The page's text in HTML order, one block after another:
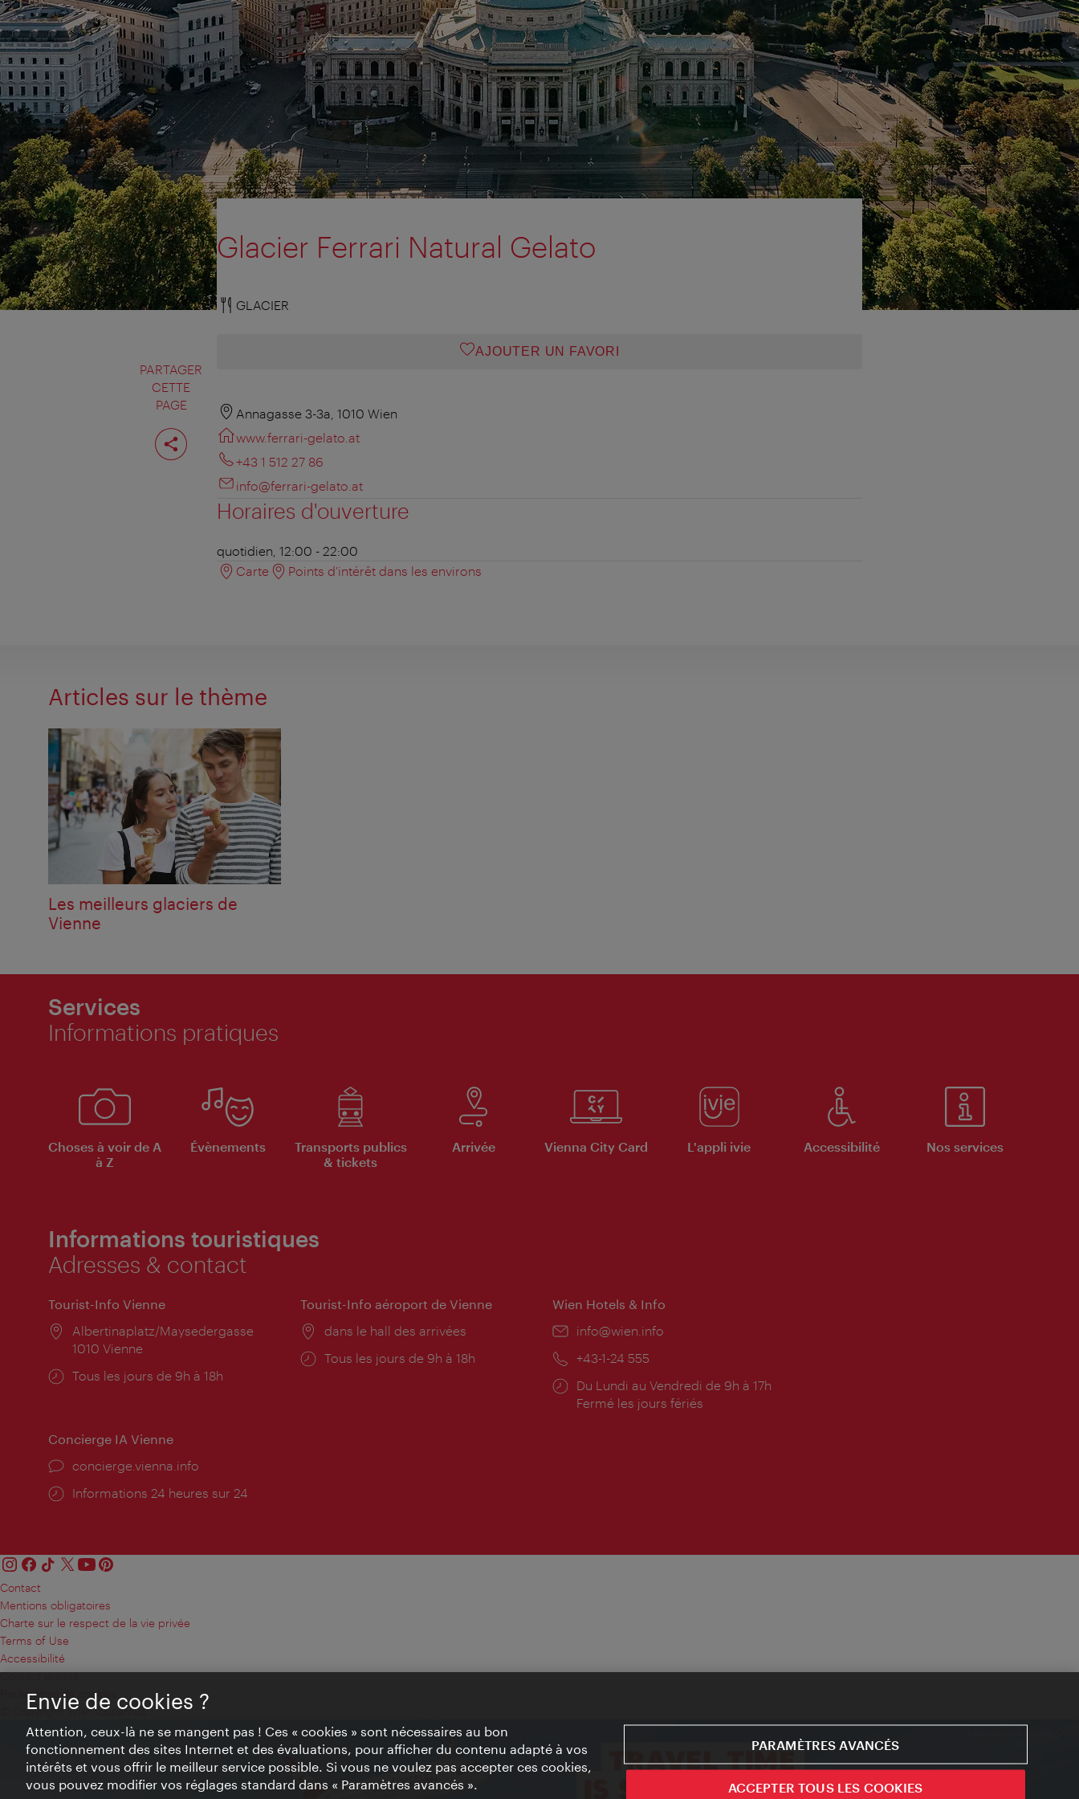
PARTAGER
CETTE
PAGE
Partager
cette
page
Glacier Ferrari Natural Gelato
GLACIER
AJOUTER UN FAVORI
Annagasse 3-3a, 1010 Wien
www.ferrari-gelato.at
+43 1 512 27 86
info@ferrari-gelato.at
Horaires d'ouverture
quotidien, 12:00 - 22:00
Carte
Points d'intérêt dans les environs
Articles sur le thème
Les meilleurs glaciers de
Vienne
Services
Informations pratiques
Choses à voir de A
à Z
Évènements
Transports publics
& tickets
Arrivée Vienna City Card L'appli ivie Accessibilité Nos services
Informations touristiques
Adresses & contact
Tourist-Info Vienne
Lieu:
Albertinaplatz/Maysedergasse
1010 Vienne
Horaires
Tous les jours de 9h à 18h
Tourist-Info aéroport de Vienne
Lieu:
dans le hall des arrivées
Horaires
Tous les jours de 9h à 18h
Wien Hotels & Info
E-
info@wien.info
Téléphone:
+43-1-24 555
Horaires
d'ouverture:
Du Lundi au Vendredi de 9h à 17h
Fermé les jours fériés
Concierge IA Vienne
Ort:
concierge.vienna.info
Öffnungszeiten:
Informations 24 heures sur 24
Contact
Mentions obligatoires
Charte sur le respect de la vie privée
Terms of Use
Accessibilité
Contact presse
Paramètres de cookies
© Copyright WienTourismus
Envie de cookies ?
Attention, ceux-là ne se mangent pas ! Ces « cookies » sont nécessaires au bon
fonctionnement des sites Internet et des évaluations, pour afficher du contenu adapté à vos
intérêts et vous offrir le meilleur service possible. Si vous ne voulez pas accepter ces cookies,
vous pouvez modifier vos réglages standard dans « Paramètres avancés ».
PARAMÈTRES AVANCÉS
ACCEPTER TOUS LES COOKIES